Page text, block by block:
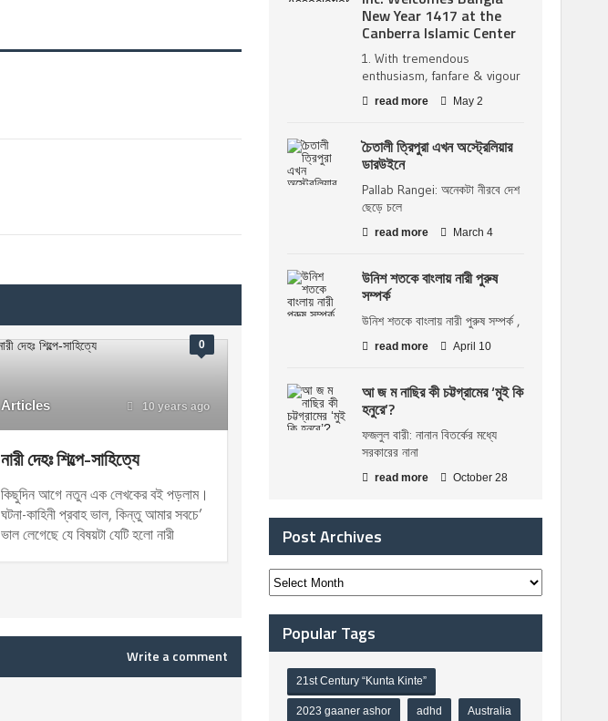
0
Articles 10 years ago
নারী দেহঃ শিল্পে-সাহিত্যে
কিছুদিন আগে নতুন এক লেখকের বই পড়লাম।
ঘটনা-কাহিনী প্রবাহ ভাল, কিন্তু আমার সবচে’
ভাল লেগেছে যে বিষয়টা যেটি হলো নারী
Write a comment
New Year 1417 at the
Canberra Islamic Center
1. With tremendous
enthusiasm, fanfare & vigour
read more May 2
চৈতালী ত্রিপুরা এখন অস্ট্রেলিয়ার
ডারউইনে
Pallab Rangei: অনেকটা নীরবে দেশ
ছেড়ে চলে
read more March 4
উনিশ শতকে বাংলায় নারী পুরুষ
সম্পর্ক
উনিশ শতকে বাংলায় নারী পুরুষ সম্পর্ক ,
read more April 10
আ জ ম নাছির কী চট্টগ্রামের ‘মুই কি
হনুরে’?
ফজলুল বারী: নানান বিতর্কের মধ্যে
সরকারের নানা
read more October 28
Post Archives
Popular Tags
21st Century “Kunta Kinte”
2023 gaaner ashor adhd Australia